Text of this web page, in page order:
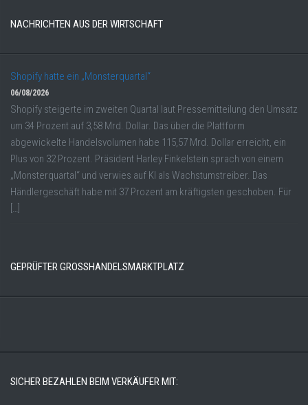
NACHRICHTEN AUS DER WIRTSCHAFT
Shopify hatte ein „Monsterquartal“
06/08/2026
Shopify steigerte im zweiten Quartal laut Pressemitteilung den Umsatz
um 34 Prozent auf 3,58 Mrd. Dollar. Das über die Plattform
abgewickelte Handelsvolumen habe 115,57 Mrd. Dollar erreicht, ein
Plus von 32 Prozent. Präsident Harley Finkelstein sprach von einem
„Monsterquartal“ und verwies auf KI als Wachstumstreiber. Das
Händlergeschäft habe mit 37 Prozent am kräftigsten geschoben. Für
GEPRÜFTER GROSSHANDELSMARKTPLATZ
SICHER BEZAHLEN BEIM VERKÄUFER MIT: